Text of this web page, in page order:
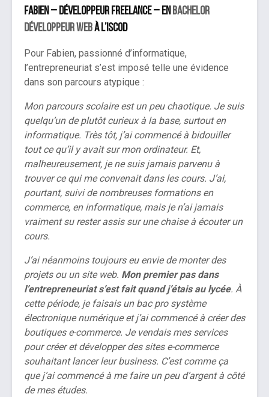
Fabien – Développeur freelance – enBachelor
Développeur Webà l’iSCOD
Pour Fabien, passionné d’informatique,
l’entrepreneuriat s’est imposé telle une évidence
dans son parcours atypique :
Mon parcours scolaire est un peu chaotique. Je suis
quelqu’un de plutôt curieux à la base, surtout en
informatique. Très tôt, j’ai commencé à bidouiller
tout ce qu’il y avait sur mon ordinateur. Et,
malheureusement, je ne suis jamais parvenu à
trouver ce qui me convenait dans les cours. J’ai,
pourtant, suivi de nombreuses formations en
commerce, en informatique, mais je n’ai jamais
vraiment su rester assis sur une chaise à écouter un
cours.
J’ai néanmoins toujours eu envie de monter des
projets ou un site web. Mon premier pas dans
l’entrepreneuriat s’est fait quand j’étais au lycée. À
cette période, je faisais un bac pro système
électronique numérique et j’ai commencé à créer des
boutiques e-commerce. Je vendais mes services
pour créer et développer des sites e-commerce
souhaitant lancer leur business. C’est comme ça
que j’ai commencé à me faire un peu d’argent à côté
de mes études.